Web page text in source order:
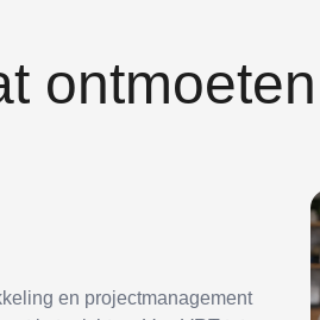
ontmoeten
en projectmanagement